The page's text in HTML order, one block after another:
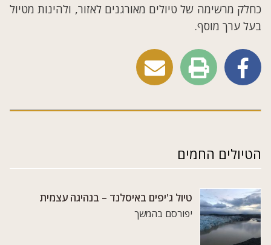
כחלק מרשימה של טיולים מאורגנים לאזור, ולהינות מטיול
בעל ערך מוסף.
הטיולים החמים
טיול ג'יפים באיסלנד – בנהיגה עצמית
יפורסם בהמשך